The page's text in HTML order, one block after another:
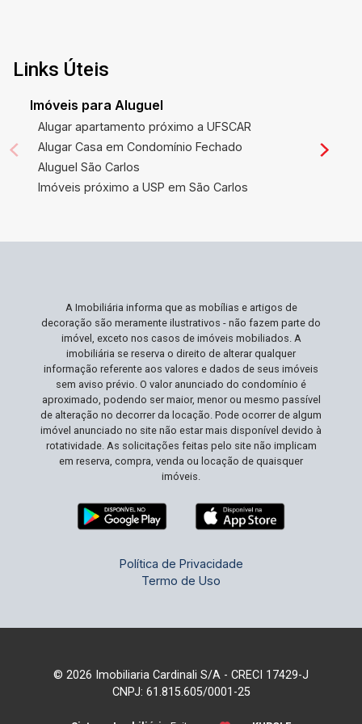
Links Úteis
Imóveis para Aluguel
Alugar apartamento próximo a UFSCAR
Alugar Casa em Condomínio Fechado
Aluguel São Carlos
Imóveis próximo a USP em São Carlos
A Imobiliária informa que as mobílias e artigos de
decoração são meramente ilustrativos - não fazem parte do
imóvel, exceto nos casos de imóveis mobiliados. A
imobiliária se reserva o direito de alterar qualquer
informação referente aos valores e dados de seus imóveis
sem aviso prévio. O valor anunciado do condomínio é
aproximado, podendo ser maior, menor ou mesmo passível
de alteração no decorrer da locação. Pode ocorrer de algum
imóvel anunciado no site não estar mais disponível devido à
rotatividade. As solicitações feitas pelo site não implicam
em reserva, compra, venda ou locação de quaisquer
imóveis.
Política de Privacidade
Termo de Uso
© 2026 Imobiliaria Cardinali S/A - CRECI 17429-J
CNPJ: 61.815.605/0001-25